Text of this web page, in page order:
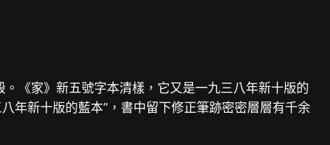
《家》新五號字本清樣，它又是一九三八年新十版的
年新十版的藍本”，書中留下修正筆跡密密層層有千余